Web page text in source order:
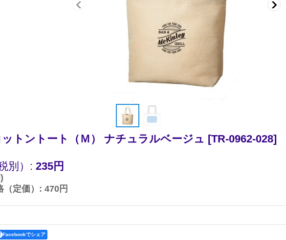
トントート（Ｍ） ナチュラルベージュ [TR-0962-028]
別） : 235円
)
定価） : 470円
Facebookでシェア